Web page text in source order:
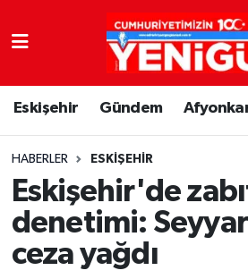
Eskişehir Gündem
HABERLER ESKIŞEHIR
Eskişehir'de
denetimi: Seyyar
ceza yağdı
Nöbetçi Eczaneler
Hava Durumu
Trafik Durumu
Süper Lig Puan Durumu ve
Tüm Manşetler